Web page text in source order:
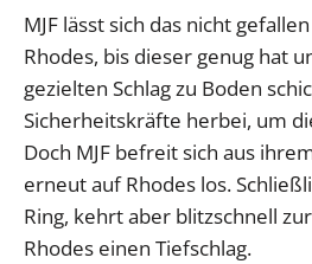
MJF lässt sich das nicht
Rhodes, bis dieser genug hat
gezielten Schlag zu Boden
Sicherheitskräfte herbei, um
Doch MJF befreit sich aus
erneut auf Rhodes los.
Ring, kehrt aber blitzschnell
Rhodes einen Tiefschlag.